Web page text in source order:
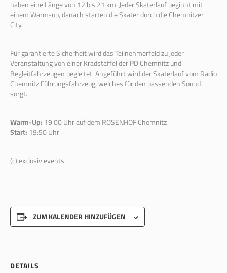
haben eine Länge von 12 bis 21 km. Jeder Skaterlauf beginnt mit
einem Warm-up, danach starten die Skater durch die Chemnitzer
City.
Für garantierte Sicherheit wird das Teilnehmerfeld zu jeder
Veranstaltung von einer Kradstaffel der PD Chemnitz und
Begleitfahrzeugen begleitet. Angeführt wird der Skaterlauf vom Radio
Chemnitz Führungsfahrzeug, welches für den passenden Sound
sorgt.
Warm-Up: 19.00 Uhr auf dem ROSENHOF Chemnitz
Start: 19:50 Uhr
(c) exclusiv events
ZUM KALENDER HINZUFÜGEN
DETAILS